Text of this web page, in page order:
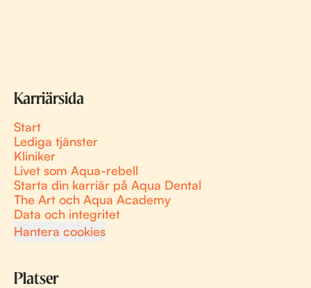
Karriärsida
Start
Lediga tjänster
Kliniker
Livet som Aqua-rebell
Starta din karriär på Aqua Dental
The Art och Aqua Academy
Data och integritet
Hantera cookies
Platser